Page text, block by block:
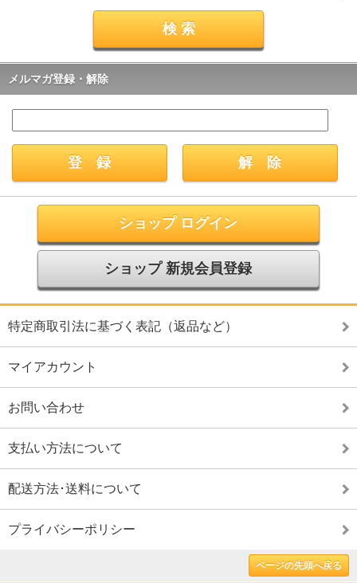
メルマガ登録・解除
ショップ ログイン
ショップ 新規会員登録
特定商取引法に基づく表記（返品など）
マイアカウント
お問い合わせ
支払い方法について
配送方法･送料について
プライバシーポリシー
ページの先頭へ戻る